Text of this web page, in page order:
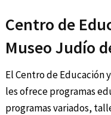
Centro de
Museo Judío
El Centro de Educación
les ofrece programas
programas variados,